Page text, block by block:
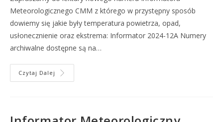
Meteorologicznego CMM z którego w przystępny sposób
dowiemy się jakie były temperatura powietrza, opad,
usłonecznienie oraz ekstrema: Informator 2024-12A Numery
archiwalne dostępne są na…
Czytaj Dalej